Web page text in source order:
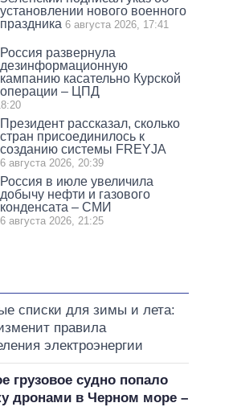
установлении нового военного
праздника 6 августа 2026, 17:41
Россия развернула
дезинформационную
кампанию касательно Курской
операции – ЦПД
Президент рассказал, сколько
стран присоединилось к
созданию системы FREYJA
6 августа 2026, 20:39
Россия в июле увеличила
добычу нефти и газового
конденсата – СМИ
6 августа 2026, 21:25
списки для зимы и лета:
правила
электроэнергии
грузовое судно попало
дронами в Черном море –